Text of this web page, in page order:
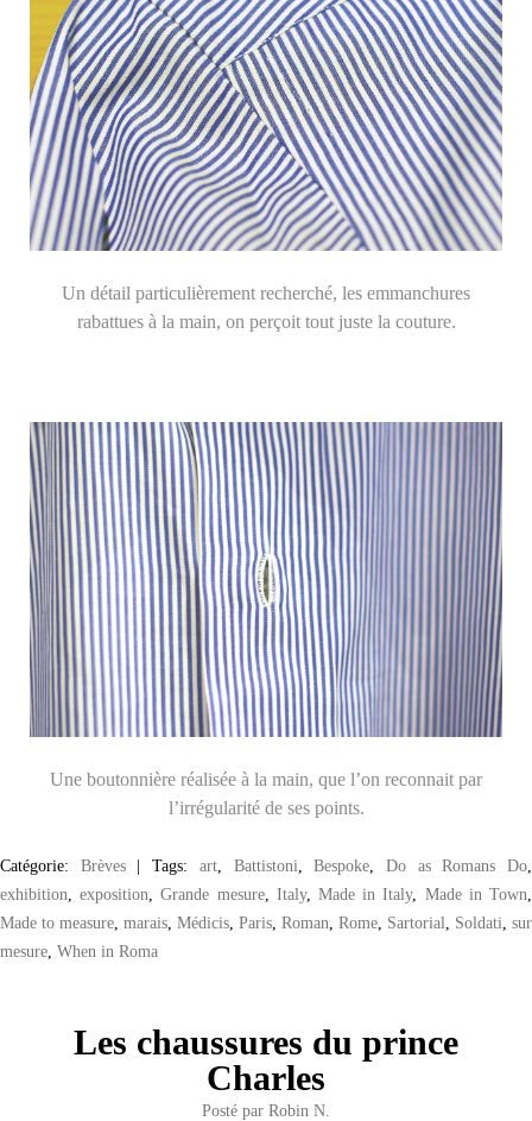
Un détail particulièrement recherché, les emmanchures
rabattues à la main, on perçoit tout juste la couture.
Une boutonnière réalisée à la main, que l’on reconnait par
l’irrégularité de ses points.
Catégorie: Brèves |Tags: art, Battistoni ,Bespoke Do as Romans Do
exhibition ,exposition ,Grande mesure, Italy,Made in Italy, Made in Town
Made to measure marais Médicis Paris Roman Rome Sartorial Soldati sur
mesure When in Roma
Les chaussures du prince
Charles
Posté par Robin N.